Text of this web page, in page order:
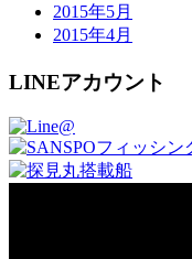
2015年5月
2015年4月
LINEアカウント